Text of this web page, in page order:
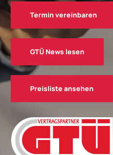
Termin vereinbaren
GTÜ News lesen
Preisliste ansehen